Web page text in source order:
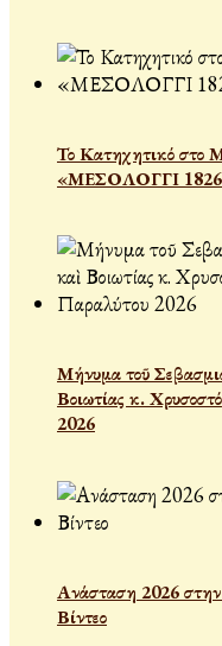
Το Κατηχητικό στο
«ΜΕΣΟΛΟΓΓΙ 1826.
Μήνυμα τοῦ
Βοιωτίας κ.
2026
Ανάσταση 2026
Βίντεο